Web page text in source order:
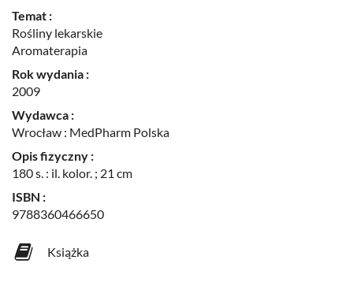
Temat :
Rośliny lekarskie
Aromaterapia
Rok wydania :
2009
Wydawca :
Wrocław : MedPharm Polska
Opis fizyczny :
180 s. : il. kolor. ; 21 cm
ISBN :
9788360466650
Książka